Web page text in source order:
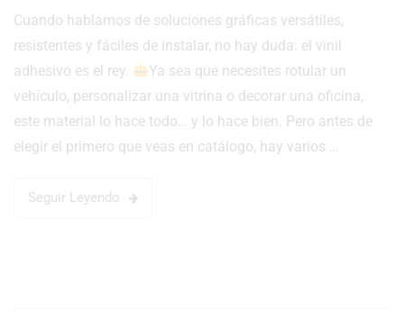
Cuando hablamos de soluciones gráficas versátiles,
resistentes y fáciles de instalar, no hay duda: el vinil
adhesivo es el rey.
Ya sea que necesites rotular un
vehículo, personalizar una vitrina o decorar una oficina,
este material lo hace todo… y lo hace bien. Pero antes de
elegir el primero que veas en catálogo, hay varios …
Seguir Leyendo